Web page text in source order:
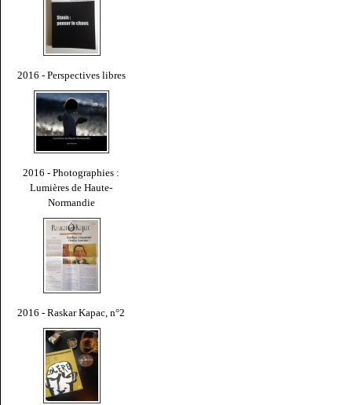
2016 - Perspectives libres
2016 - Photographies :
Lumières de Haute-
Normandie
2016 - Raskar Kapac, n°2